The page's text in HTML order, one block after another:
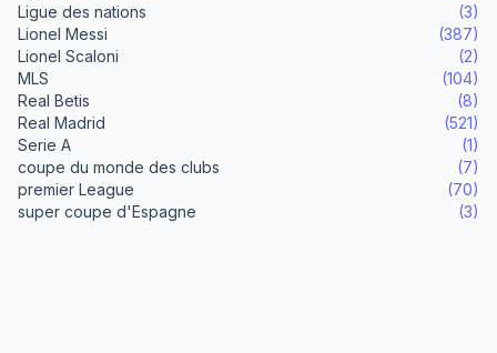
Ligue des nations
(3)
Lionel Messi
(387)
Lionel Scaloni
(2)
MLS
(104)
Real Betis
(8)
Real Madrid
(521)
Serie A
(1)
coupe du monde des clubs
(7)
premier League
(70)
super coupe d'Espagne
(3)